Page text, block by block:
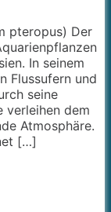
pteropus) Der
In seinem
Flussufern und
seine
verleihen dem
Atmosphäre.
[…]